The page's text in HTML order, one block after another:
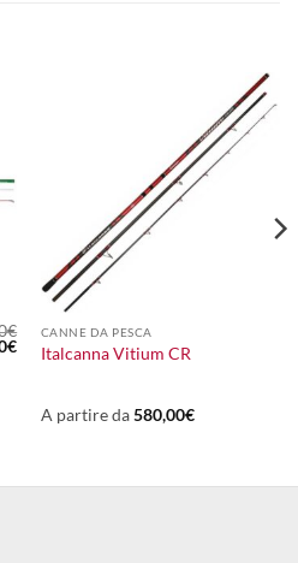
€
€Il
prezzo
398,00€.
CANNE DA PESCA
Italcanna Vitium CR
A partire da580,00€